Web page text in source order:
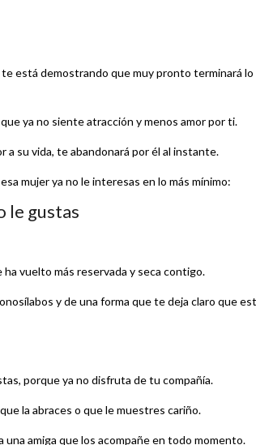
está demostrando que muy pronto terminará lo
ya no siente atracción y menos amor por ti.
a su vida, te abandonará por él al instante.
mujer ya no le interesas en lo más mínimo:
le gustas
vuelto más reservada y seca contigo.
y de una forma que te deja claro que
porque ya no disfruta de tu compañía.
la abraces o que le muestres cariño.
amiga que los acompañe en todo momento.